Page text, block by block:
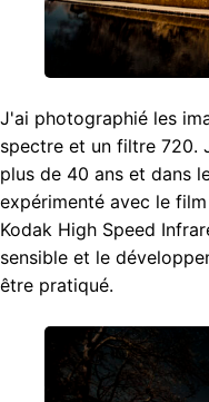
J'ai photographié les
spectre et un filtre 720.
plus de 40 ans et dans
expérimenté avec le
Kodak High Speed
sensible et le
être pratiqué.